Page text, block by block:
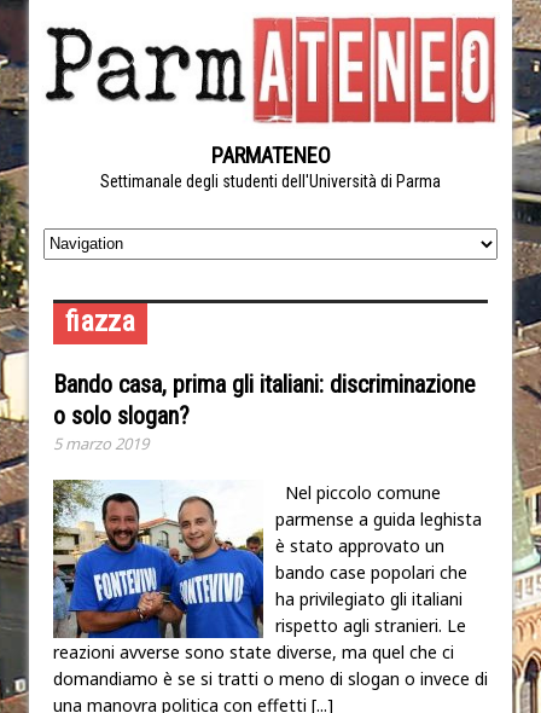
PARMATENEO
Settimanale degli studenti dell'Università di Parma
fiazza
Bando casa, prima gli italiani: discriminazione
o solo slogan?
5 marzo 2019
Nel piccolo comune
parmense a guida leghista
è stato approvato un
bando case popolari che
ha privilegiato gli italiani
rispetto agli stranieri. Le
reazioni avverse sono state diverse, ma quel che ci
domandiamo è se si tratti o meno di slogan o invece di
una manovra politica con effetti [...]